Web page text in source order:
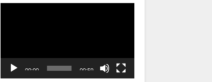
00:00 00:59